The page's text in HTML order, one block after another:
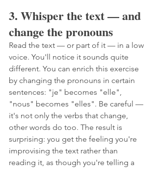
3. Whisper the text — and
change the pronouns
Read the text — or part of it — in a low
voice. You'll notice it sounds quite
different. You can enrich this exercise
by changing the pronouns in certain
sentences: "je" becomes "elle",
"nous" becomes "elles". Be careful —
it's not only the verbs that change,
other words do too. The result is
surprising: you get the feeling you're
improvising the text rather than
reading it, as though you're telling a